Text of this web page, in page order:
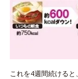
これを4週間続ける